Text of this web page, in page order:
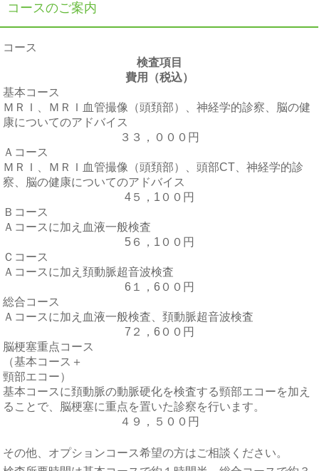
コースのご案内
コース
検査項目
費用（税込）
基本コース
ＭＲＩ、ＭＲＩ血管撮像（頭頚部）、神経学的診察、脳の健
康についてのアドバイス
３３，０００円
Ａコース
ＭＲＩ、ＭＲＩ血管撮像（頭頚部）、頭部CT、神経学的診
察、脳の健康についてのアドバイス
4５，1００円
Ｂコース
Ａコースに加え血液一般検査
5６，1００円
Ｃコース
Ａコースに加え頚動脈超音波検査
6１，6００円
総合コース
Ａコースに加え血液一般検査、頚動脈超音波検査
7２，6００円
脳梗塞重点コース
（基本コース＋
頸部エコー）
基本コースに頚動脈の動脈硬化を検査する頸部エコーを加え
ることで、脳梗塞に重点を置いた診察を行います。
４９，５００円
その他、オプションコース希望の方はご相談ください。